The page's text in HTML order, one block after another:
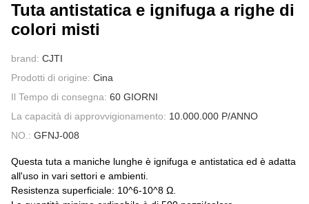
Tuta antistatica e ignifuga a righe di
colori misti
brand: CJTI
Prodotti di origine: Cina
Il Tempo di consegna: 60 GIORNI
La capacità di approvvigionamento: 10.000.000 P/ANNO
NO.: GFNJ-008
Questa tuta a maniche lunghe è ignifuga e antistatica ed è adatta
all'uso in vari settori e ambienti.
Resistenza superficiale: 10^6-10^8 Ω.